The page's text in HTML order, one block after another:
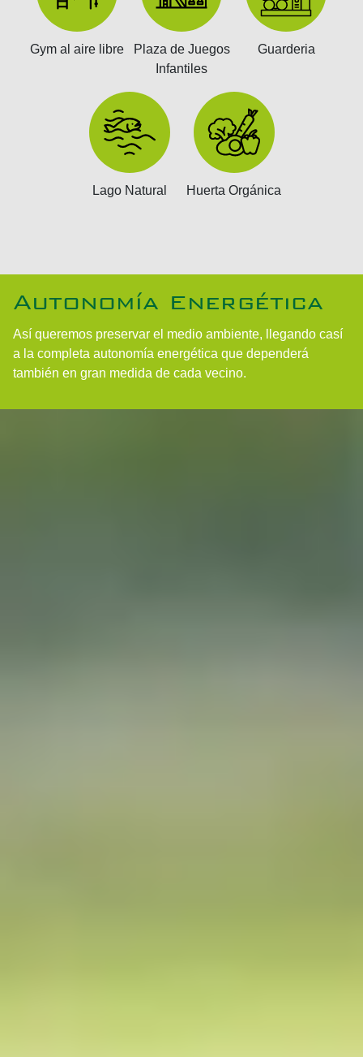
Gym al aire libre
Plaza de Juegos
Infantiles
Guarderia
Lago Natural Huerta Orgánica
Autonomía Energética
Así queremos preservar el medio ambiente, llegando casí
a la completa autonomía energética que dependerá
también en gran medida de cada vecino.